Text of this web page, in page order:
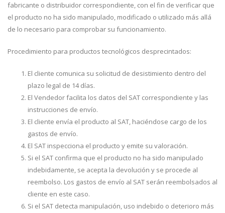
fabricante o distribuidor correspondiente, con el fin de verificar que
el producto no ha sido manipulado, modificado o utilizado más allá
de lo necesario para comprobar su funcionamiento.
Procedimiento para productos tecnológicos desprecintados:
El cliente comunica su solicitud de desistimiento dentro del
plazo legal de 14 días.
El Vendedor facilita los datos del SAT correspondiente y las
instrucciones de envío.
El cliente envía el producto al SAT, haciéndose cargo de los
gastos de envío.
El SAT inspecciona el producto y emite su valoración.
Si el SAT confirma que el producto no ha sido manipulado
indebidamente, se acepta la devolución y se procede al
reembolso. Los gastos de envío al SAT serán reembolsados al
cliente en este caso.
Si el SAT detecta manipulación, uso indebido o deterioro más